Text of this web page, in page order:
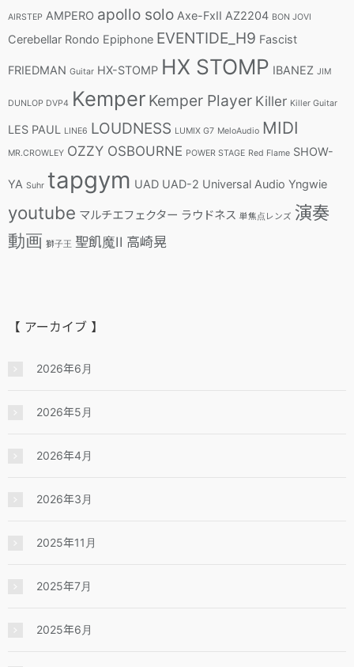
AIRSTEP AMPERO apollo solo Axe-FxII AZ2204 BON JOVI
Cerebellar Rondo Epiphone EVENTIDE_H9 Fascist
FRIEDMAN Guitar HX-STOMP HX STOMP IBANEZ JIM
DUNLOP DVP4 Kemper Kemper Player Killer Killer Guitar
LES PAUL LINE6 LOUDNESS LUMIX G7 MeloAudio MIDI
MR.CROWLEY OZZY OSBOURNE POWER STAGE Red Flame SHOW-
YA Suhr tapgym UAD UAD-2 Universal Audio Yngwie
youtube マルチエフェクター ラウドネス 単焦点レンズ 演奏
動画 獅子王 聖飢魔II 高崎晃
【 アーカイブ 】
2026年6月
2026年5月
2026年4月
2026年3月
2025年11月
2025年7月
2025年6月